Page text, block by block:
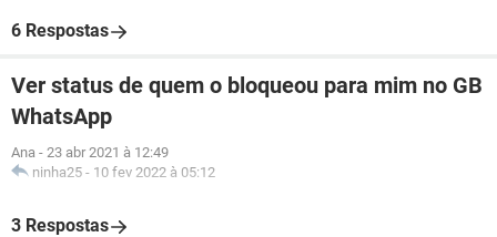
6 Respostas
Ver status de quem o bloqueou para mim no GB
WhatsApp
Ana - 23 abr 2021 à 12:49
ninha25 - 10 fev 2022 à 05:12
3 Respostas